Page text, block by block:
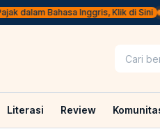
dalam Bahasa Inggris, Klik di Sini
Literasi Review